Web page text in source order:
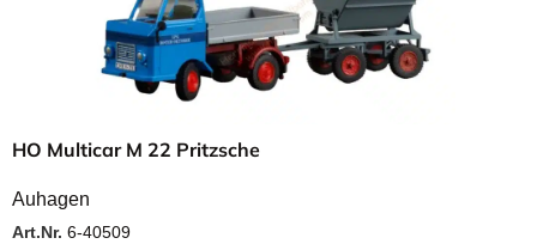
HO Multicar M 22 Pritzsche
Auhagen
Art.Nr. 6-40509